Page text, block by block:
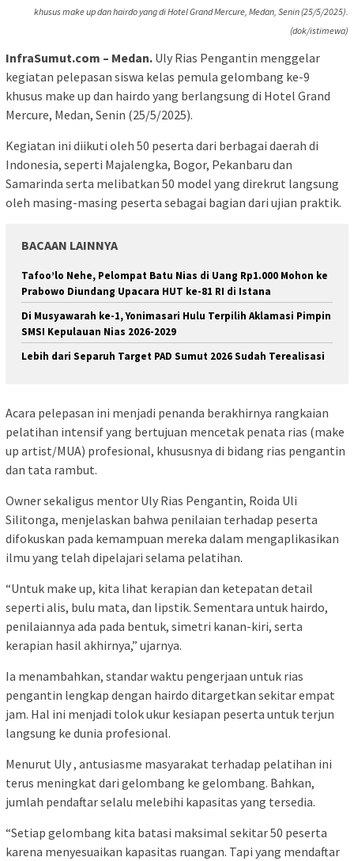
khusus make up dan hairdo yang di Hotel Grand Mercure, Medan, Senin (25/5/2025).
(dok/istimewa)
InfraSumut.com – Medan. Uly Rias Pengantin menggelar
kegiatan pelepasan siswa kelas pemula gelombang ke-9
khusus make up dan hairdo yang berlangsung di Hotel Grand
Mercure, Medan, Senin (25/5/2025).
Kegiatan ini diikuti oleh 50 peserta dari berbagai daerah di
Indonesia, seperti Majalengka, Bogor, Pekanbaru dan
Samarinda serta melibatkan 50 model yang direkrut langsung
oleh masing-masing peserta sebagai bagian dari ujian praktik.
BACAAN LAINNYA
Tafoo’lo Nehe, Pelompat Batu Nias di Uang Rp1.000 Mohon ke
Prabowo Diundang Upacara HUT ke-81 RI di Istana
Di Musyawarah ke-1, Yonimasari Hulu Terpilih Aklamasi Pimpin
SMSI Kepulauan Nias 2026-2029
Lebih dari Separuh Target PAD Sumut 2026 Sudah Terealisasi
Acara pelepasan ini menjadi penanda berakhirnya rangkaian
pelatihan intensif yang bertujuan mencetak penata rias (make
up artist/MUA) profesional, khususnya di bidang rias pengantin
dan tata rambut.
Owner sekaligus mentor Uly Rias Pengantin, Roida Uli
Silitonga, menjelaskan bahwa penilaian terhadap peserta
difokuskan pada kemampuan mereka dalam mengaplikasikan
ilmu yang telah dipelajari selama pelatihan.
“Untuk make up, kita lihat kerapian dan ketepatan detail
seperti alis, bulu mata, dan lipstik. Sementara untuk hairdo,
penilaiannya ada pada bentuk, simetri kanan-kiri, serta
kerapian hasil akhirnya,” ujarnya.
Ia menambahkan, standar waktu pengerjaan untuk rias
pengantin lengkap dengan hairdo ditargetkan sekitar empat
jam. Hal ini menjadi tolok ukur kesiapan peserta untuk terjun
langsung ke dunia profesional.
Menurut Uly , antusiasme masyarakat terhadap pelatihan ini
terus meningkat dari gelombang ke gelombang. Bahkan,
jumlah pendaftar selalu melebihi kapasitas yang tersedia.
“Setiap gelombang kita batasi maksimal sekitar 50 peserta
karena menyesuaikan kapasitas ruangan. Tapi yang mendaftar